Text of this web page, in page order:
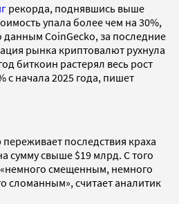
рекорда, поднявшись выше
упала более чем на 30%,
данным CoinGecko, за последние
рынка криптовалют рухнула
биткоин растерял весь рост
с начала 2025 года, пишет
последствия краха
сумму свыше $19 млрд. С того
смещенным, немного
сломанным», считает аналитик